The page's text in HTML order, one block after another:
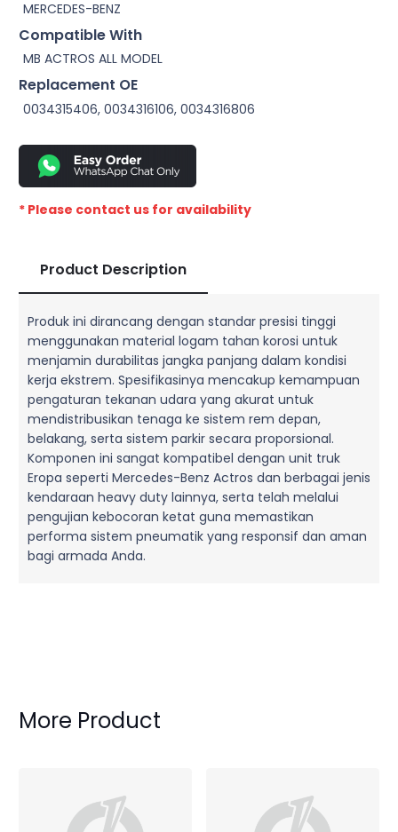
MERCEDES-BENZ
Compatible With
MB ACTROS ALL MODEL
Replacement OE
0034315406, 0034316106, 0034316806
* Please contact us for availability
Product Description
Produk ini dirancang dengan standar presisi tinggi
menggunakan material logam tahan korosi untuk
menjamin durabilitas jangka panjang dalam kondisi
kerja ekstrem. Spesifikasinya mencakup kemampuan
pengaturan tekanan udara yang akurat untuk
mendistribusikan tenaga ke sistem rem depan,
belakang, serta sistem parkir secara proporsional.
Komponen ini sangat kompatibel dengan unit truk
Eropa seperti Mercedes-Benz Actros dan berbagai jenis
kendaraan heavy duty lainnya, serta telah melalui
pengujian kebocoran ketat guna memastikan
performa sistem pneumatik yang responsif dan aman
bagi armada Anda.
More Product